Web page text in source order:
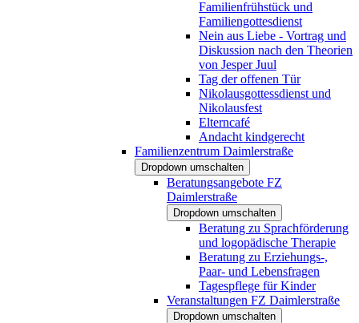
Familienfrühstück und
Familiengottesdienst
Nein aus Liebe - Vortrag und
Diskussion nach den Theorien
von Jesper Juul
Tag der offenen Tür
Nikolausgottessdienst und
Nikolausfest
Elterncafé
Andacht kindgerecht
Familienzentrum Daimlerstraße
Dropdown umschalten
Beratungsangebote FZ
Daimlerstraße
Dropdown umschalten
Beratung zu Sprachförderung
und logopädische Therapie
Beratung zu Erziehungs-,
Paar- und Lebensfragen
Tagespflege für Kinder
Veranstaltungen FZ Daimlerstraße
Dropdown umschalten